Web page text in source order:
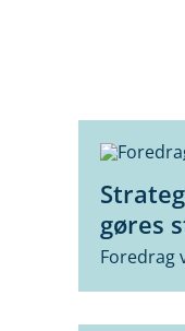
gøres
Foredrag